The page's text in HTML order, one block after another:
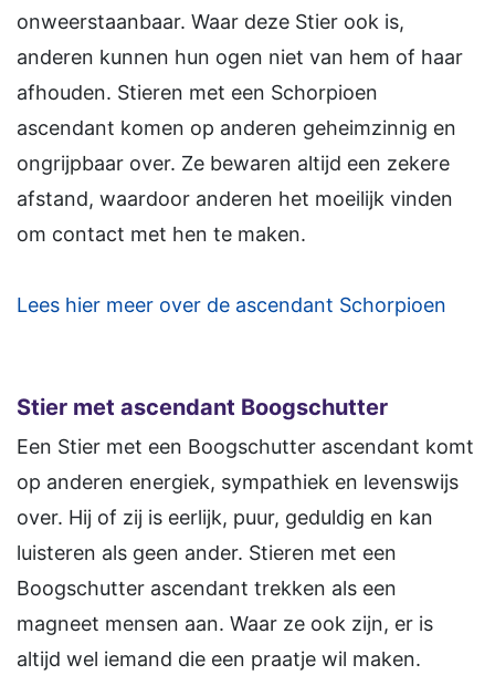
onweerstaanbaar. Waar deze Stier ook is,
anderen kunnen hun ogen niet van hem of haar
afhouden. Stieren met een Schorpioen
ascendant komen op anderen geheimzinnig en
ongrijpbaar over. Ze bewaren altijd een zekere
afstand, waardoor anderen het moeilijk vinden
om contact met hen te maken.
Lees hier meer over de ascendant Schorpioen
Stier met ascendant Boogschutter
Een Stier met een Boogschutter ascendant komt
op anderen energiek, sympathiek en levenswijs
over. Hij of zij is eerlijk, puur, geduldig en kan
luisteren als geen ander. Stieren met een
Boogschutter ascendant trekken als een
magneet mensen aan. Waar ze ook zijn, er is
altijd wel iemand die een praatje wil maken.